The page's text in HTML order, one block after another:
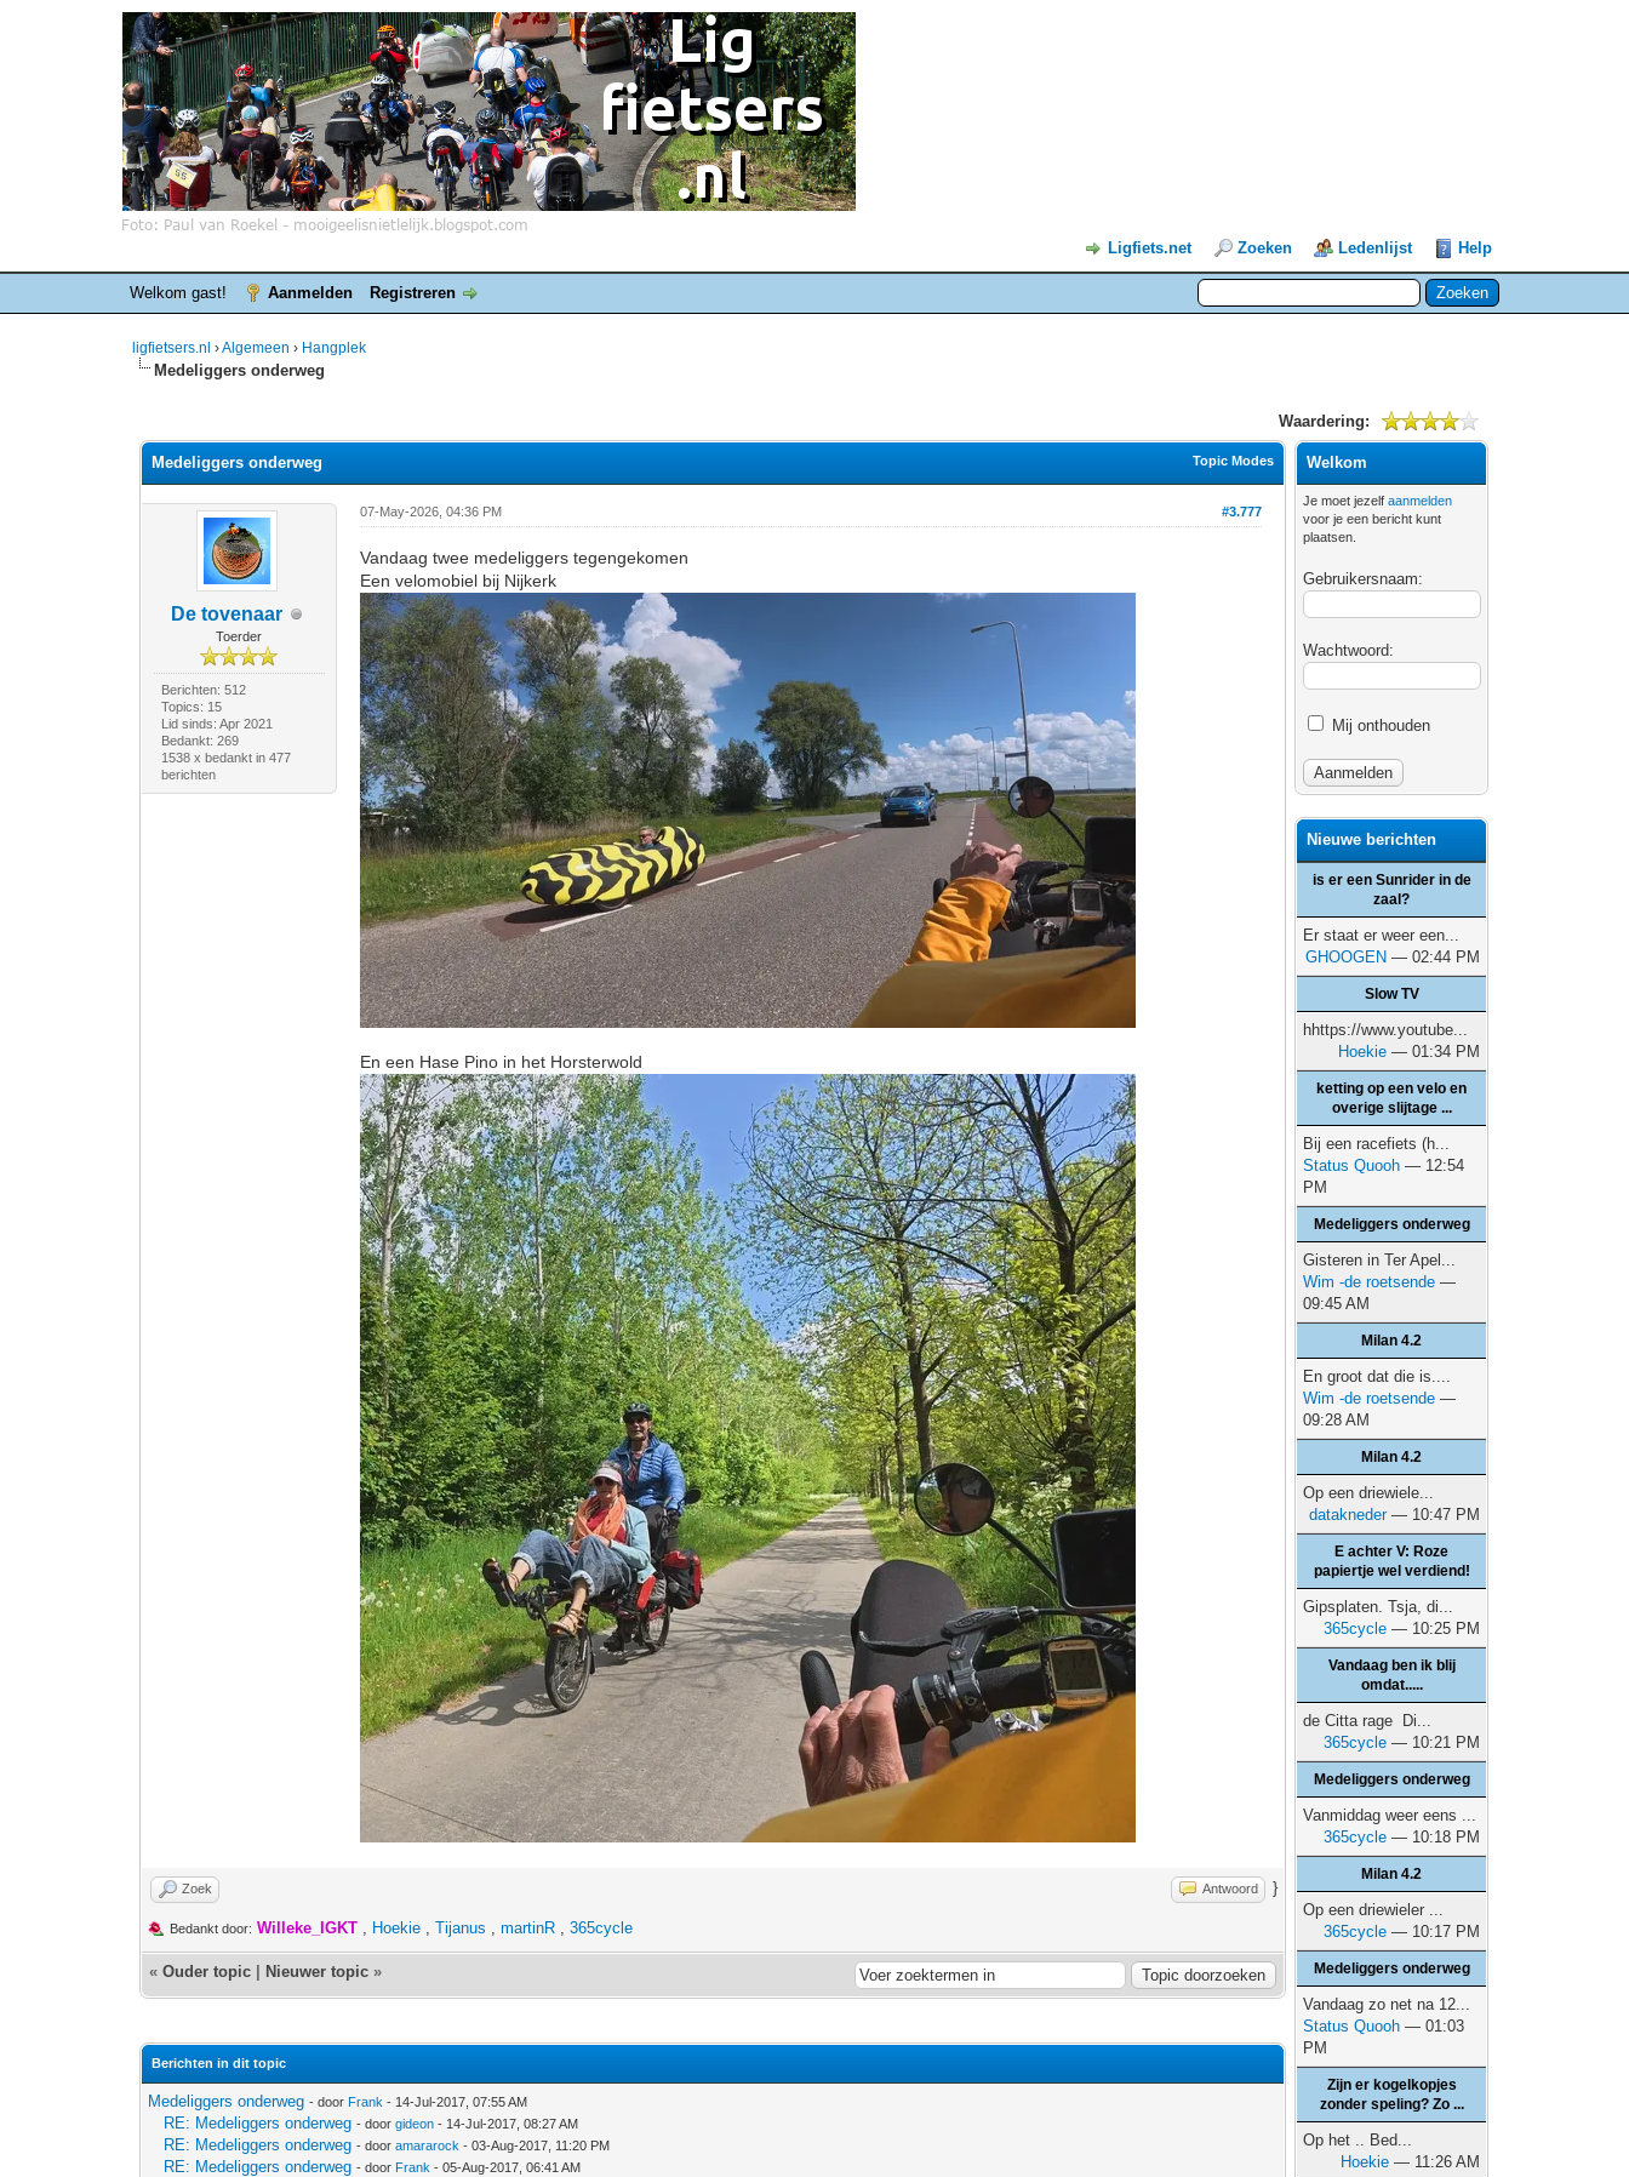
Ligfiets.net Zoeken Ledenlijst Help
Welkom gast! Aanmelden Registreren
ligfietsers.nl ›Algemeen › Hangplek
Medeliggers onderweg
Waardering:
Topic Modes
Medeliggers onderweg
De tovenaar
Toerder
Berichten: 512
Topics: 15
Lid sinds: Apr 2021
Bedankt: 269
1538 x bedankt in 477
berichten
#3.777
07-May-2026, 04:36 PM
Vandaag twee medeliggers tegengekomen
Een velomobiel bij Nijkerk
En een Hase Pino in het Horsterwold
Zoek Antwoord }
Bedankt door: Willeke_IGKT , Hoekie ,Tijanus ,martinR ,365cycle
«Ouder topic Nieuwer topic »
Berichten in dit topic
Medeliggers onderweg - door Frank - 14-Jul-2017, 07:55 AM
RE: Medeliggers onderweg - doorgideon - 14-Jul-2017, 08:27 AM
RE: Medeliggers onderweg - dooramararock - 03-Aug-2017, 11:20 PM
RE: Medeliggers onderweg - door Frank - 05-Aug-2017, 06:41 AM
Welkom
Je moet jezelfaanmelden
voor je een bericht kunt
plaatsen.
Gebruikersnaam:
Wachtwoord:
Mij onthouden
Nieuwe berichten
is er een Sunrider in de
zaal?
Er staat er weer een...
GHOOGEN — 02:44 PM
Slow TV
hhttps://www.youtube...
Hoekie — 01:34 PM
ketting op een velo en
overige slijtage ...
Bij een racefiets (h...
Status Quooh — 12:54
PM
Medeliggers onderweg
Gisteren in Ter Apel...
Wim -de roetsende —
09:45 AM
Milan 4.2
En groot dat die is....
Wim -de roetsende —
09:28 AM
Milan 4.2
Op een driewiele...
datakneder— 10:47 PM
E achter V: Roze
papiertje wel verdiend!
Gipsplaten. Tsja, di...
365cycle — 10:25 PM
Vandaag ben ik blij
omdat.....
de Citta rage Di...
365cycle — 10:21 PM
Medeliggers onderweg
Vanmiddag weer eens ...
365cycle — 10:18 PM
Milan 4.2
Op een driewieler ...
365cycle — 10:17 PM
Medeliggers onderweg
Vandaag zo net na 12...
Status Quooh — 01:03
PM
Zijn er kogelkopjes
zonder speling? Zo ...
Op het .. Bed...
Hoekie — 11:26 AM